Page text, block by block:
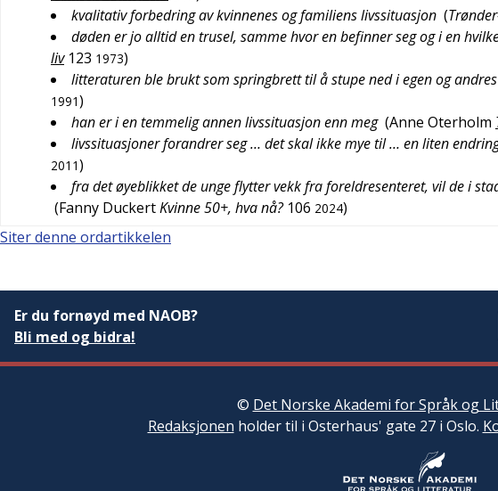
kvalitativ forbedring av kvinnenes og familiens livssituasjon (
døden er jo alltid en trusel, samme hvor en befinner seg og i en
liv 123 1973)
litteraturen ble brukt som springbrett til å stupe ned i egen og
1991)
han er i en temmelig annen livssituasjon enn meg (Anne Oterholm
livssituasjoner forandrer seg … det skal ikke mye til … en liten
2011)
fra det øyeblikket de unge flytter vekk fra foreldresenteret, vil de i
(Fanny DuckertKvinne 50+, hva nå? 106 2024)
Siter denne ordartikkelen
Er du fornøyd med NAOB?
Bli med og bidra!
© Det Norske Akademi for Språk og
Redaksjonen holder til i Osterhaus' gate 27 i Oslo.